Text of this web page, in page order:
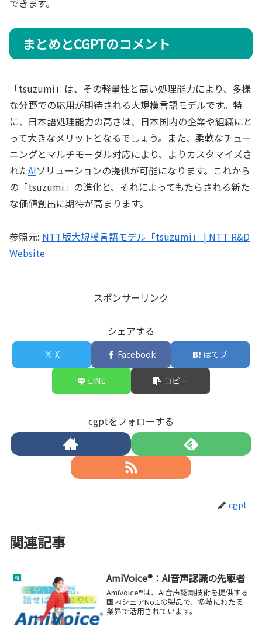
できます。
まとめとCGPTのコメント
「tsuzumi」は、その軽量性と高い処理能力により、多様
な分野での応用が期待される大規模言語モデルです。特
に、日本語処理能力の高さは、日本国内の企業や組織にと
って大きなメリットとなるでしょう。また、柔軟なチュー
ニングとマルチモーダル対応により、よりカスタマイズさ
れたAIソリューションの提供が可能になります。これから
の「tsuzumi」の進化と、それによってもたらされる新た
な価値創出に期待が高まります。
参照元: NTT版大規模言語モデル「tsuzumi」 | NTT R&D
Website
スポンサーリンク
シェアする
X Facebook はてブ
LINE コピー
cgptをフォローする
cgpt
関連記事
AI AmiVoice®：AI音声認識の先駆者
AmiVoice®は、AI音声認識技術を提供する
国内シェアNo.1の製品で、多岐にわたる
業界で活用されています。